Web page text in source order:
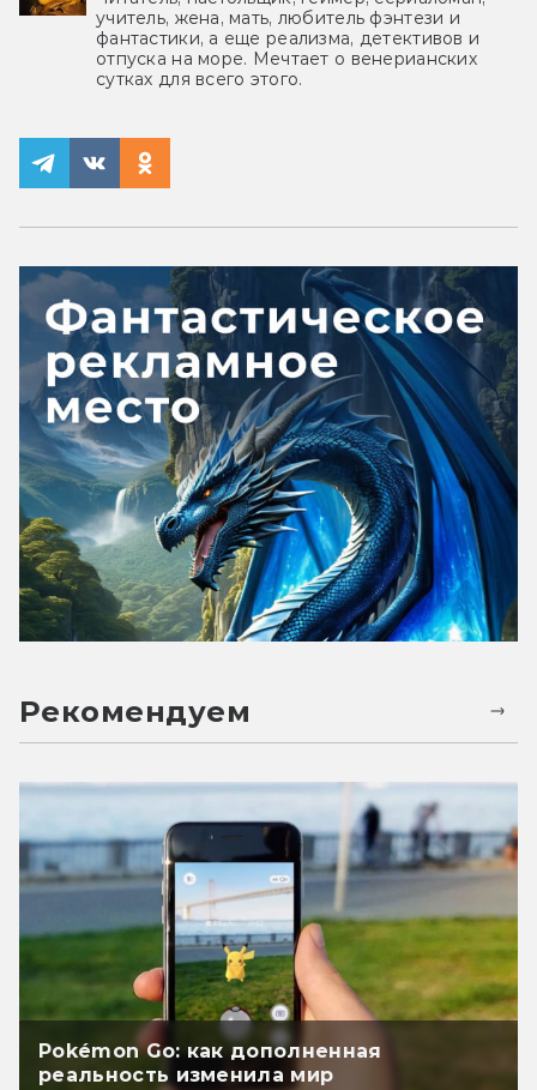
учитель, жена, мать, любитель фэнтези и
фантастики, а еще реализма, детективов и
отпуска на море. Мечтает о венерианских
сутках для всего этого.
Рекомендуем
Pokémon Go: как дополненная
реальность изменила мир